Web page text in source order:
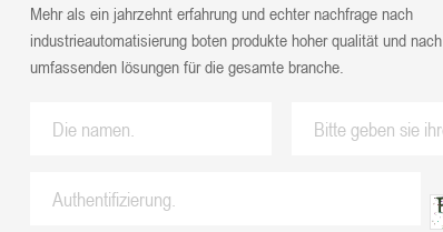
Mehr als ein jahrzehnt erfahrung und echter nachfrage nach
industrieautomatisierung boten produkte hoher qualität und nach
umfassenden lösungen für die gesamte branche.